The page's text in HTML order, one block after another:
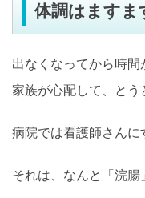
体調はますま
出なくなってから時間
家族が心配して、とう
病院では看護師さんに
それは、なんと「浣腸